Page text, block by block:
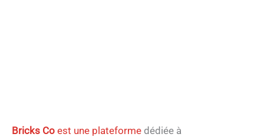
Bricks Co est une plateforme dédiée à